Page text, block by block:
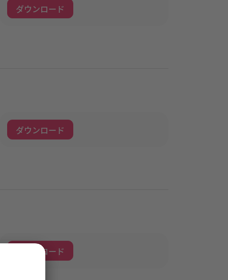
ダウンロード
ダウンロード
ダウンロード